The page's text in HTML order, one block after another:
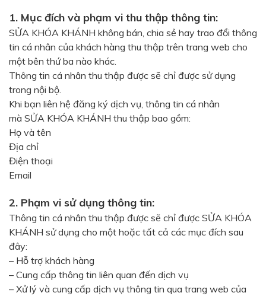
1. Mục đích và phạm vi thu thập thông tin:
SỬA KHÓA KHÁNH không bán, chia sẻ hay trao đổi thông
tin cá nhân của khách hàng thu thập trên trang web cho
một bên thứ ba nào khác.
Thông tin cá nhân thu thập được sẽ chỉ được sử dụng
trong nội bộ.
Khi bạn liên hệ đăng ký dịch vụ, thông tin cá nhân
mà SỬA KHÓA KHÁNH thu thập bao gồm:
Họ và tên
Địa chỉ
Điện thoại
Email
2. Phạm vi sử dụng thông tin:
Thông tin cá nhân thu thập được sẽ chỉ được SỬA KHÓA
KHÁNH sử dụng cho một hoặc tất cả các mục đích sau
đây:
– Hỗ trợ khách hàng
– Cung cấp thông tin liên quan đến dịch vụ
– Xử lý và cung cấp dịch vụ thông tin qua trang web của